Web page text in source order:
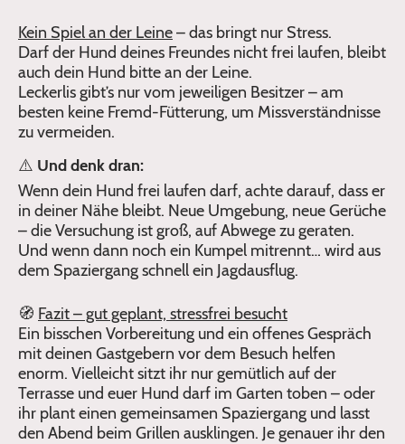
Kein Spiel an der Leine– das bringt nur Stress.
Darf der Hund deines Freundes nicht frei laufen, bleibt
auch dein Hund bitte an der Leine.
Leckerlis gibt’s nur vom jeweiligen Besitzer – am
besten keine Fremd-Fütterung, um Missverständnisse
zu vermeiden.
⚠️ Und denk dran:
Wenn dein Hund frei laufen darf, achte darauf, dass er
in deiner Nähe bleibt. Neue Umgebung, neue Gerüche
– die Versuchung ist groß, auf Abwege zu geraten.
Und wenn dann noch ein Kumpel mitrennt… wird aus
dem Spaziergang schnell ein Jagdausflug.
🧭 Fazit – gut geplant, stressfrei besucht
Ein bisschen Vorbereitung und ein offenes Gespräch
mit deinen Gastgebern vor dem Besuch helfen
enorm. Vielleicht sitzt ihr nur gemütlich auf der
Terrasse und euer Hund darf im Garten toben – oder
ihr plant einen gemeinsamen Spaziergang und lasst
den Abend beim Grillen ausklingen. Je genauer ihr den